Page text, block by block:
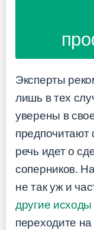
Эксперты
лишь в тех
уверены в
речь идет о
соперников.
не так уж и
другие исхoды
переходите